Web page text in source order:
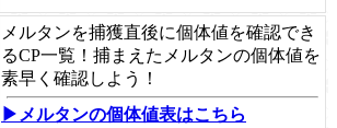
メルタンを捕獲直後に個体値を確認でき
るCP一覧！捕まえたメルタンの個体値を
素早く確認しよう！
▶メルタンの個体値表はこちら